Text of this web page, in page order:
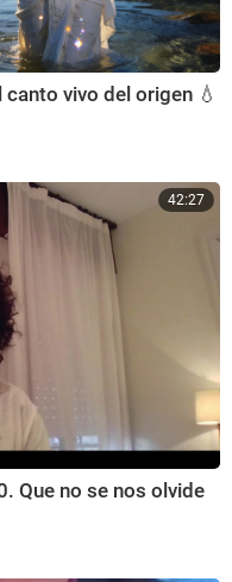
canto vivo del origen 💧
42:27
Que no se nos olvide